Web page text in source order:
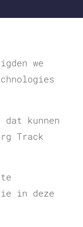
we
dat kunnen
Track
in deze